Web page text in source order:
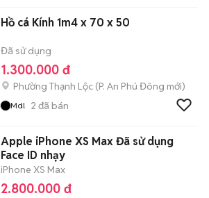
Hồ cá Kính 1m4 x 70 x 50
Đã sử dụng
1.300.000 đ
Phường Thạnh Lộc (P. An Phú Đông mới)
Mdl 2 đã bán
Apple iPhone XS Max Đã sử dụng
Face ID nhạy
iPhone XS Max
2.800.000 đ